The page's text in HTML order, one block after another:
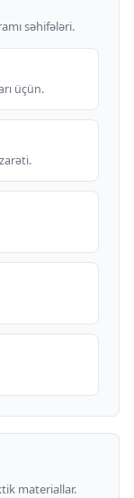
səhifələri.
üçün.
materiallar.